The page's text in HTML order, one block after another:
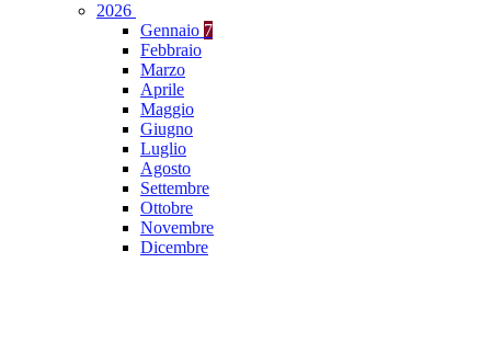
2026
Gennaio 7
Febbraio
Marzo
Aprile
Maggio
Giugno
Luglio
Agosto
Settembre
Ottobre
Novembre
Dicembre